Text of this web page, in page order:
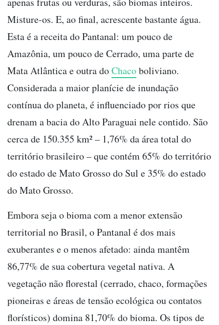
Misture-os. E, ao final, acrescente bastante água.
Esta é a receita do Pantanal: um pouco de
Amazônia, um pouco de Cerrado, uma parte de
Mata Atlântica e outra doChacoboliviano.
Considerada a maior planície de inundação
contínua do planeta, é influenciado por rios que
drenam a bacia do Alto Paraguai nele contido. São
cerca de 150.355 km² – 1,76% da área total do
território brasileiro – que contém 65% do território
do estado de Mato Grosso do Sul e 35% do estado
do Mato Grosso.
Embora seja o bioma com a menor extensão
territorial no Brasil, o Pantanal é dos mais
exuberantes e o menos afetado: ainda mantêm
86,77% de sua cobertura vegetal nativa. A
vegetação não florestal (cerrado, chaco, formações
pioneiras e áreas de tensão ecológica ou contatos
florísticos) domina 81,70% do bioma. Os tipos de